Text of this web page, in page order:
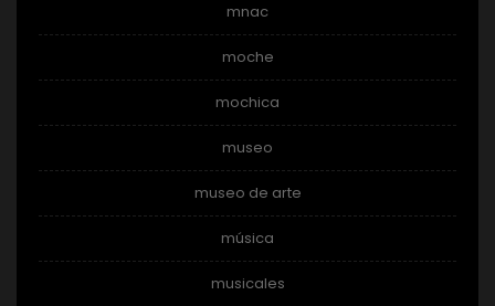
mnac
moche
mochica
museo
museo de arte
música
musicales